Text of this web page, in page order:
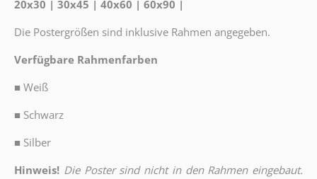
20x30 | 30x45 | 40x60 | 60x90 |
Die Postergrößen sind inklusive Rahmen angegeben.
Verfügbare Rahmenfarben
■ Weiß
■ Schwarz
■ Silber
Hinweis! Die Poster sind nicht in den Rahmen eingebaut.